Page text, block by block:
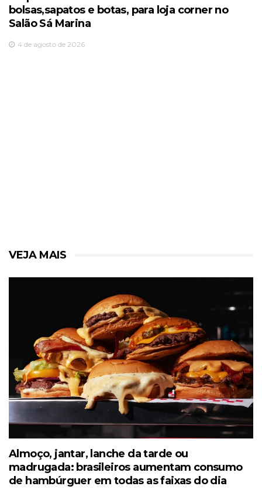
bolsas,sapatos e botas, para loja corner no
Salão Sá Marina
4 de agosto de 2026
VEJA MAIS
Almoço, jantar, lanche da tarde ou
madrugada: brasileiros aumentam consumo
de hambúrguer em todas as faixas do dia